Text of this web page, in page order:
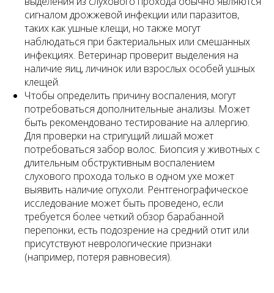
сигналом дрожжевой инфекции или паразитов,
таких как ушные клещи, но также могут
наблюдаться при бактериальных или смешанных
инфекциях. Ветеринар проверит выделения на
наличие яиц, личинок или взрослых особей ушных
клещей.
Чтобы определить причину воспаления, могут
потребоваться дополнительные анализы. Может
быть рекомендовано тестирование на аллергию.
Для проверки на стригущий лишай может
потребоваться забор волос. Биопсия у животных с
длительным обструктивным воспалением
слухового прохода только в одном ухе может
выявить наличие опухоли. Рентгенографическое
исследование может быть проведено, если
требуется более четкий обзор барабанной
перепонки, есть подозрение на средний отит или
присутствуют неврологические признаки
(например, потеря равновесия).